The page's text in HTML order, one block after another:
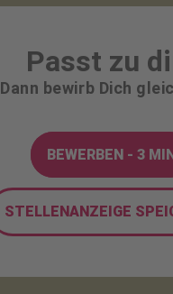
Passt zu
Dann bewirb Dich
BEWERBEN - 3 MIN
STELLENANZEIGE